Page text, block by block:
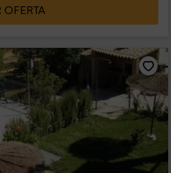
OFERTA